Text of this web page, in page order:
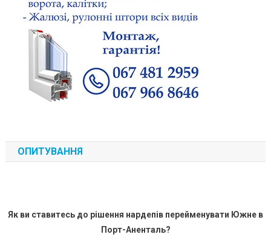
ОПИТУВАННЯ
Як ви ставитесь до рішення нардепів перейменувати Южне в
Порт-Аненталь?